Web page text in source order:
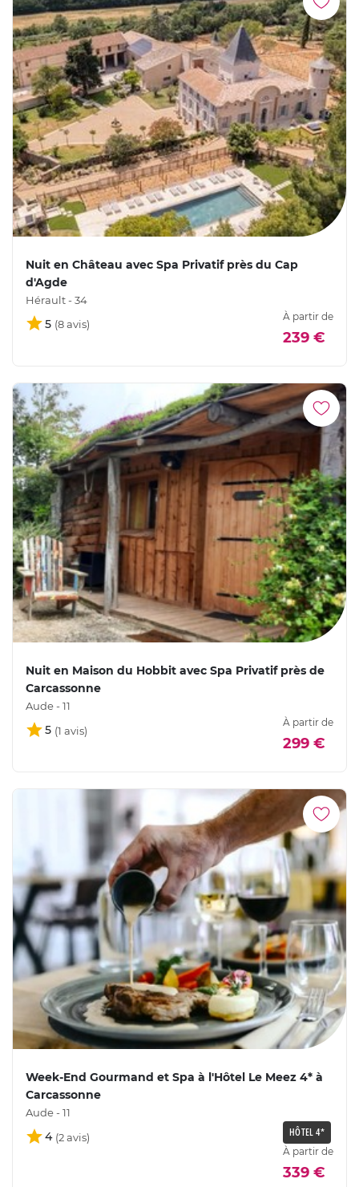
Nuit en Château avec Spa Privatif près du Cap
d'Agde
Hérault - 34
5
À partir de
239 €
Nuit en Maison du Hobbit avec Spa Privatif près de
Carcassonne
Aude - 11
5
À partir de
299 €
Week-End Gourmand et Spa à l'Hôtel Le Meez 4* à
Carcassonne
Aude - 11
4 HÔTEL 4*
À partir de
339 €